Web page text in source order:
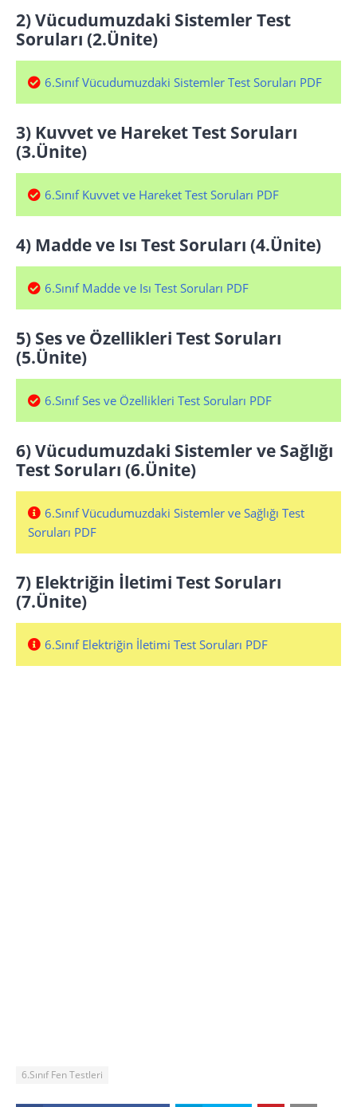
2) Vücudumuzdaki Sistemler Test
Soruları (2.Ünite)
6.Sınıf Vücudumuzdaki Sistemler Test Soruları PDF
3) Kuvvet ve Hareket Test Soruları
(3.Ünite)
6.Sınıf Kuvvet ve Hareket Test Soruları PDF
4) Madde ve Isı Test Soruları (4.Ünite)
6.Sınıf Madde ve Isı Test Soruları PDF
5) Ses ve Özellikleri Test Soruları
(5.Ünite)
6.Sınıf Ses ve Özellikleri Test Soruları PDF
6) Vücudumuzdaki Sistemler ve Sağlığı
Test Soruları (6.Ünite)
6.Sınıf Vücudumuzdaki Sistemler ve Sağlığı Test
Soruları PDF
7) Elektriğin İletimi Test Soruları
(7.Ünite)
6.Sınıf Elektriğin İletimi Test Soruları PDF
6.Sınıf Fen Testleri